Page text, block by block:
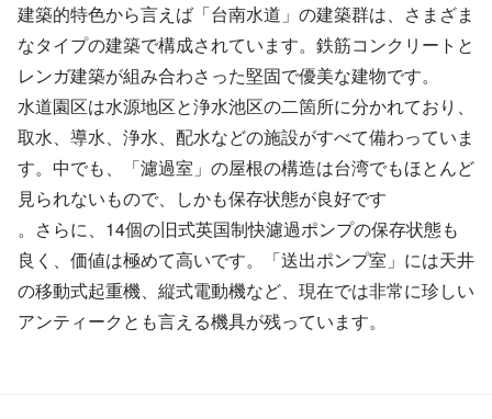
建築的特色から言えば「台南水道」の建築群は、さまざま
なタイプの建築で構成されています。鉄筋コンクリートと
レンガ建築が組み合わさった堅固で優美な建物です。
水道園区は水源地区と浄水池区の二箇所に分かれており、
取水、導水、浄水、配水などの施設がすべて備わっていま
す。中でも、「濾過室」の屋根の構造は台湾でもほとんど
見られないもので、しかも保存状態が良好です
。さらに、14個の旧式英国制快濾過ポンプの保存状態も
良く、価値は極めて高いです。「送出ポンプ室」には天井
の移動式起重機、縦式電動機など、現在では非常に珍しい
アンティークとも言える機具が残っています。